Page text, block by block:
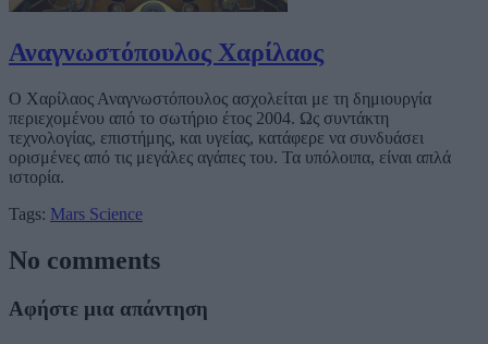
Αναγνωστόπουλος Χαρίλαος
Ο Χαρίλαος Αναγνωστόπουλος ασχολείται με τη δημιουργία
περιεχομένου από το σωτήριο έτος 2004. Ως συντάκτη
τεχνολογίας, επιστήμης, και υγείας, κατάφερε να συνδυάσει
ορισμένες από τις μεγάλες αγάπες του. Τα υπόλοιπα, είναι απλά
ιστορία.
Tags: Mars Science
No comments
Αφήστε μια απάντηση